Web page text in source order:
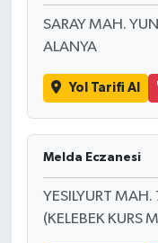
SARAY MAH.
ALANYA
Yol Tarifi Al
Melda Eczanesi
YESILYURT
(KELEBEK KURS